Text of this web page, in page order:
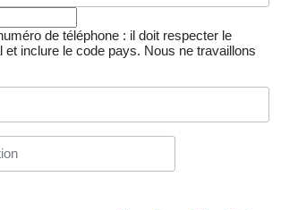
de téléphone : il doit respecter le
et inclure le code pays. Nous ne travaillons